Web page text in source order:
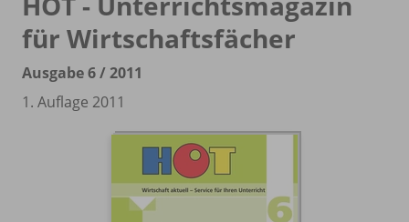
für Wirtschaftsfächer
Ausgabe 6 /2011
1. Auflage 2011